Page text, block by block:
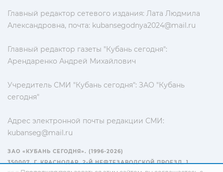
Главный редактор сетевого издания: Лата Людмила
Александровна, почта: kubansegodnya2024@mail.ru
Главный редактор газеты "Кубань сегодня":
Арендаренко Андрей Михайлович
Учредитель СМИ "Кубань сегодня": ЗАО "Кубань
сегодня"
Адрес электронной почты редакции СМИ:
kubanseg@mail.ru
ЗАО «КУБАНЬ СЕГОДНЯ». (1996-2026)
350007, Г. КРАСНОДАР, 2-Й НЕФТЕЗАВОДСКОЙ ПРОЕЗД, 1